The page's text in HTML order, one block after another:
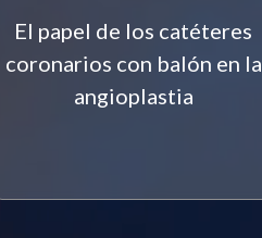
El papel de los catéteres
coronarios con balón en la
angioplastia